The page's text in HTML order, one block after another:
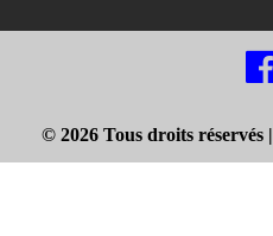
© 2026 Tous droits réservés |